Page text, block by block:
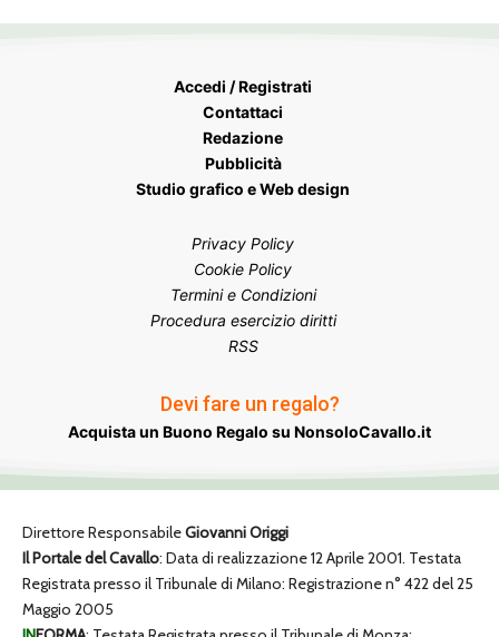
Accedi / Registrati
Contattaci
Redazione
Pubblicità
Studio grafico e Web design
Privacy Policy
Cookie Policy
Termini e Condizioni
Procedura esercizio diritti
RSS
Devi fare un regalo?
Acquista un Buono Regalo su NonsoloCavallo.it
Direttore ResponsabileGiovanni Origgi
Il Portale del Cavallo: Data di realizzazione 12 Aprile 2001. Testata
Registrata presso il Tribunale di Milano: Registrazione n° 422 del 25
Maggio 2005